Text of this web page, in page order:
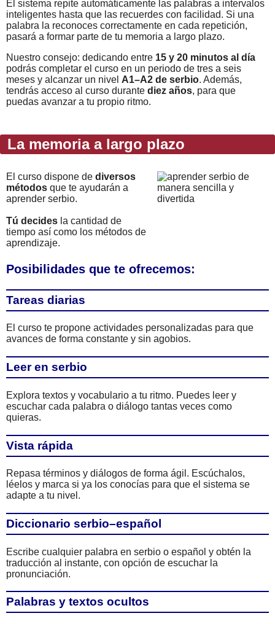
El sistema repite automáticamente las palabras a intervalos
inteligentes hasta que las recuerdes con facilidad. Si una
palabra la reconoces correctamente en cada repetición,
pasará a formar parte de tu memoria a largo plazo.
Nuestro consejo: dedicando entre 15 y 20 minutos al día
podrás completar el curso en un periodo de tres a seis
meses y alcanzar un nivel A1–A2 de serbio. Además,
tendrás acceso al curso durante diez años, para que
puedas avanzar a tu propio ritmo.
La memoria a largo plazo
El curso dispone de diversos
métodos que te ayudarán a
aprender serbio.
Tú decides la cantidad de
tiempo así como los métodos de
aprendizaje.
Posibilidades que te ofrecemos:
Tareas diarias
El curso te propone actividades personalizadas para que
avances de forma constante y sin agobios.
Leer en serbio
Explora textos y vocabulario a tu ritmo. Puedes leer y
escuchar cada palabra o diálogo tantas veces como
quieras.
Vista rápida
Repasa términos y diálogos de forma ágil. Escúchalos,
léelos y marca si ya los conocías para que el sistema se
adapte a tu nivel.
Diccionario serbio–español
Escribe cualquier palabra en serbio o español y obtén la
traducción al instante, con opción de escuchar la
pronunciación.
Palabras y textos ocultos